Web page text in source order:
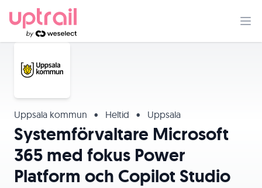
Uppsala kommun • Heltid • Uppsala
Systemförvaltare Microsoft
365 med fokus Power
Platform och Copilot Studio